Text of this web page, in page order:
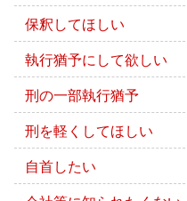
保釈してほしい
執行猶予にして欲しい
刑の一部執行猶予
刑を軽くしてほしい
自首したい